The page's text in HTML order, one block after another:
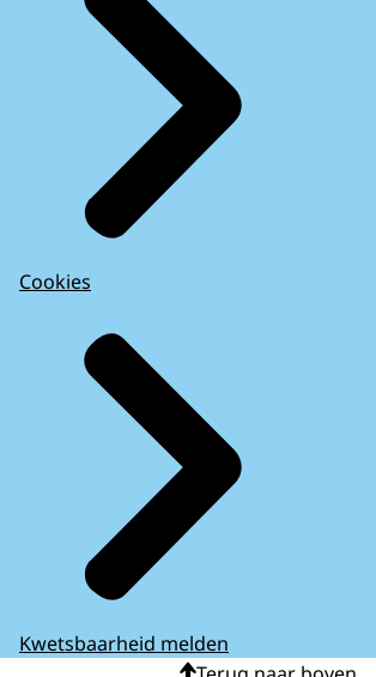
Cookies
Kwetsbaarheid melden